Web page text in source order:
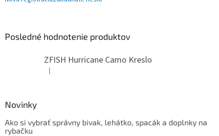
Posledné hodnotenie produktov
ZFISH Hurricane Camo Kreslo
Hodnotenie produktu je 5 z 5 hviezdičiek.
|
Novinky
Ako si vybrať správny bivak, lehátko, spacák a doplnky na
rybačku